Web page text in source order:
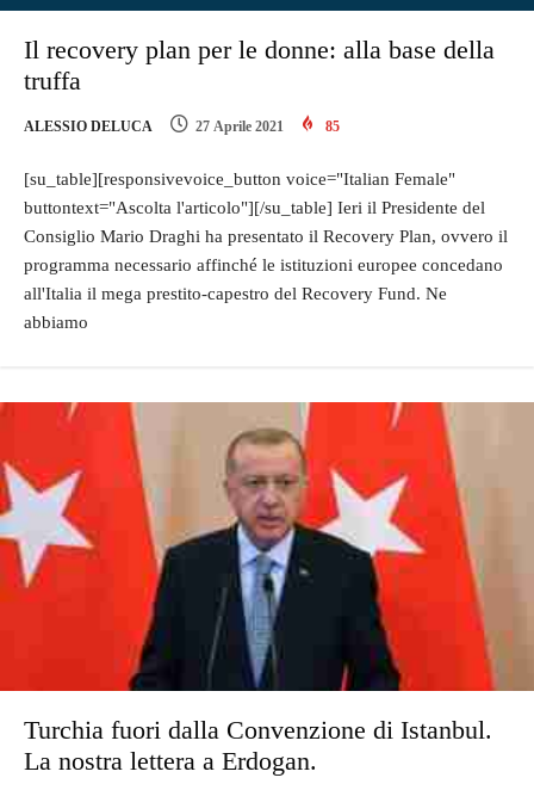
Il recovery plan per le donne: alla base della
truffa
ALESSIO DELUCA 27 Aprile 2021 85
[su_table][responsivevoice_button voice="Italian Female"
buttontext="Ascolta l'articolo"][/su_table] Ieri il Presidente del
Consiglio Mario Draghi ha presentato il Recovery Plan, ovvero il
programma necessario affinché le istituzioni europee concedano
all'Italia il mega prestito-capestro del Recovery Fund. Ne
abbiamo
Turchia fuori dalla Convenzione di Istanbul.
La nostra lettera a Erdogan.